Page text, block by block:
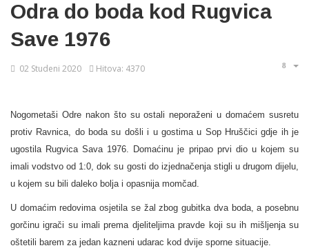
Odra do boda kod Rugvica
Save 1976
02 Studeni 2020 Hitova: 4370
Nogometaši Odre nakon što su ostali neporaženi u domaćem susretu
protiv Ravnica, do boda su došli i u gostima u Sop Hruščici gdje ih je
ugostila Rugvica Sava 1976. Domaćinu je pripao prvi dio u kojem su
imali vodstvo od 1:0, dok su gosti do izjednačenja stigli u drugom dijelu,
u kojem su bili daleko bolja i opasnija momčad.
U domaćim redovima osjetila se žal zbog gubitka dva boda, a posebnu
gorčinu igrači su imali prema djeliteljima pravde koji su ih mišljenja su
oštetili barem za jedan kazneni udarac kod dvije sporne situacije.